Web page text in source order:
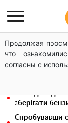
Продолжая
что
согласны с
Повністю
таких
Як учасник
оплату
зберігати
Спробувавши